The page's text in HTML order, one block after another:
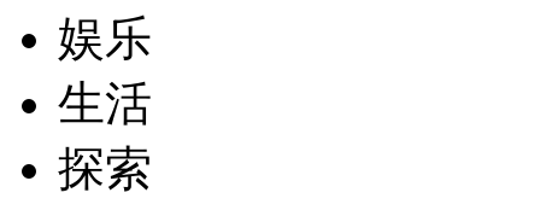
娱乐
生活
探索